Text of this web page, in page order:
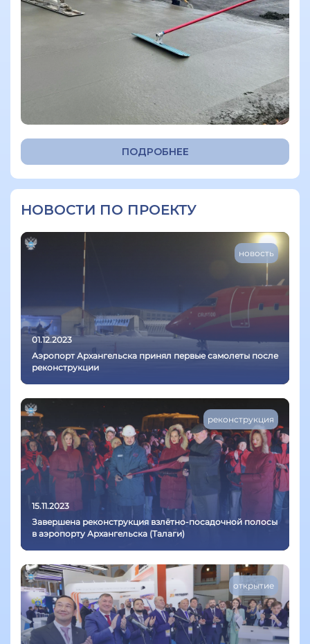
Смотреть еще
ПОДРОБНЕЕ
НОВОСТИ ПО ПРОЕКТУ
новость
01.12.2023
Аэропорт Архангельска принял первые самолеты после
реконструкции
реконструкция
15.11.2023
Завершена реконструкция взлётно-посадочной полосы
в аэропорту Архангельска (Талаги)
открытие